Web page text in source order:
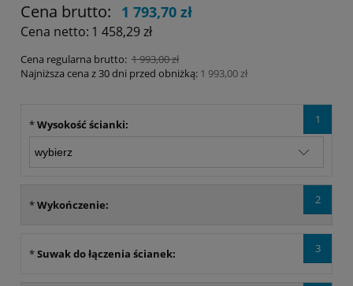
Cena brutto: 1 793,70 zł
Cena netto: 1 458,29 zł
Cena regularna brutto: 1 993,00 zł
Najniższa cena z 30 dni przed obniżką: 1 993,00 zł
1
*Wysokość ścianki:
2
*Wykończenie:
3
*Suwak do łączenia ścianek: